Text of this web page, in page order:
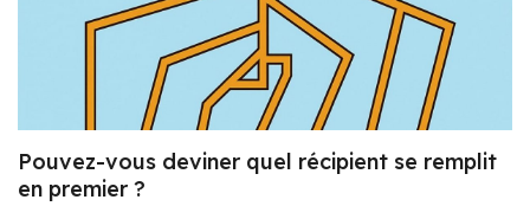
Pouvez-vous deviner quel récipient se remplit
en premier ?